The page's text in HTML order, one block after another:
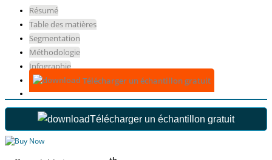
Résumé
Table des matières
Segmentation
Méthodologie
Infographie
Télécharger un échantillon gratuit
Télécharger un échantillon gratuit